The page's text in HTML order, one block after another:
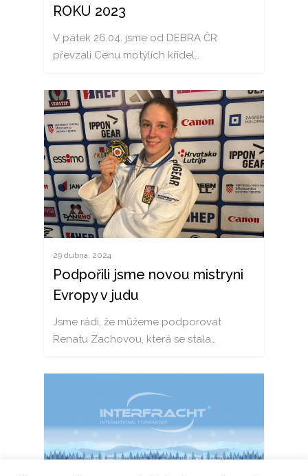
ROKU 2023
V pátek 26.04. jsme od DEBRA ČR
převzali Cenu motýlích křídel…
29 dubna, 2024
Podpořili jsme novou mistryni
Evropy v judu
Jsme rádi, že můžeme podporovat
Renatu Zachovou, která se stala…